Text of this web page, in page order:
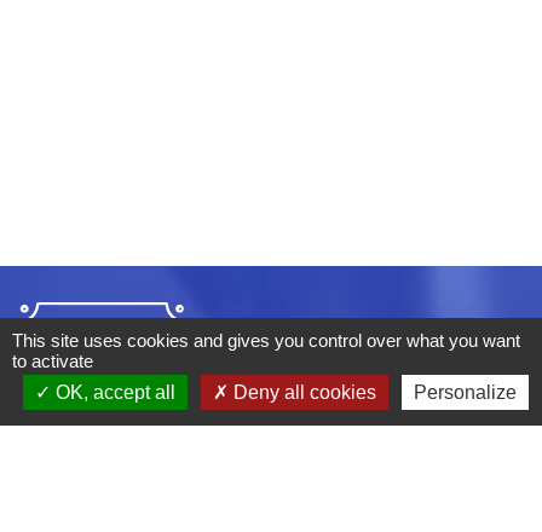
This site uses cookies and gives you control over what you want
to activate
OK, accept all
Deny all cookies Personalize